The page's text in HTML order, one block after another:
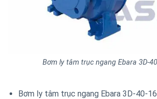
Bơm ly tâm trục ngang Ebara 3D-
Bơm ly tâm trục ngang Ebara 3D-40-